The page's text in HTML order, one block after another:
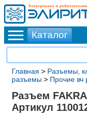
Главная > Разъемы,
разъемы > Прочие вч
Разъем
Артикул